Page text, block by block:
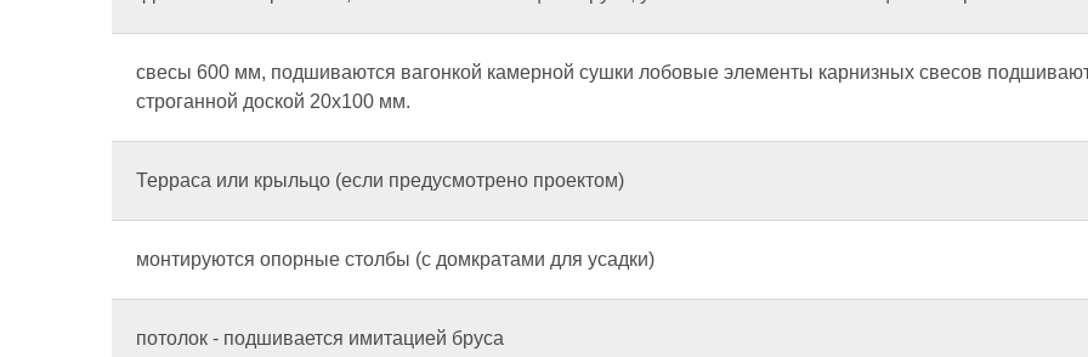
свесы 600 мм, подшиваются вагонкой камерной сушки лобовые элементы карнизных свесов
строганной доской 20х100 мм.
Терраса или крыльцо (если предусмотрено проектом)
монтируются опорные столбы (с домкратами для усадки)
потолок - подшивается имитацией бруса